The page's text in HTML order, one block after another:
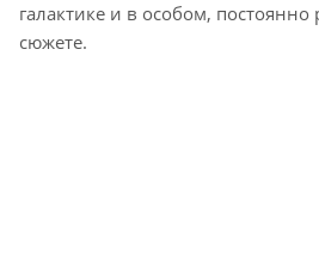
галактике и в особом,
сюжете.